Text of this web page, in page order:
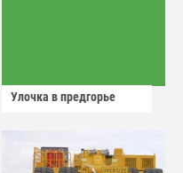
Улочка в предгорье